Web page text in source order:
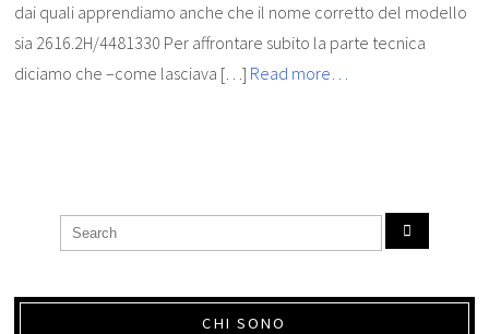
dai quali apprendiamo anche che il nome corretto del modello
sia 2616.2H/4481330 Per affrontare subito la parte tecnica
diciamo che –come lasciava […] Read more…
CHI SONO